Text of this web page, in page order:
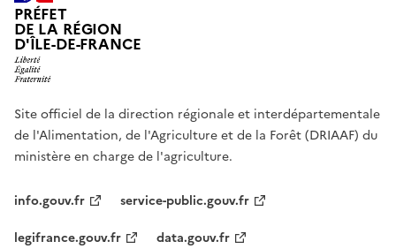
PRÉFET
DE LA RÉGION
D'ÎLE-DE-FRANCE
Site officiel de la direction régionale et interdépartementale
de l'Alimentation, de l'Agriculture et de la Forêt (DRIAAF) du
ministère en charge de l'agriculture.
info.gouv.fr
service-public.gouv.fr
legifrance.gouv.fr
data.gouv.fr